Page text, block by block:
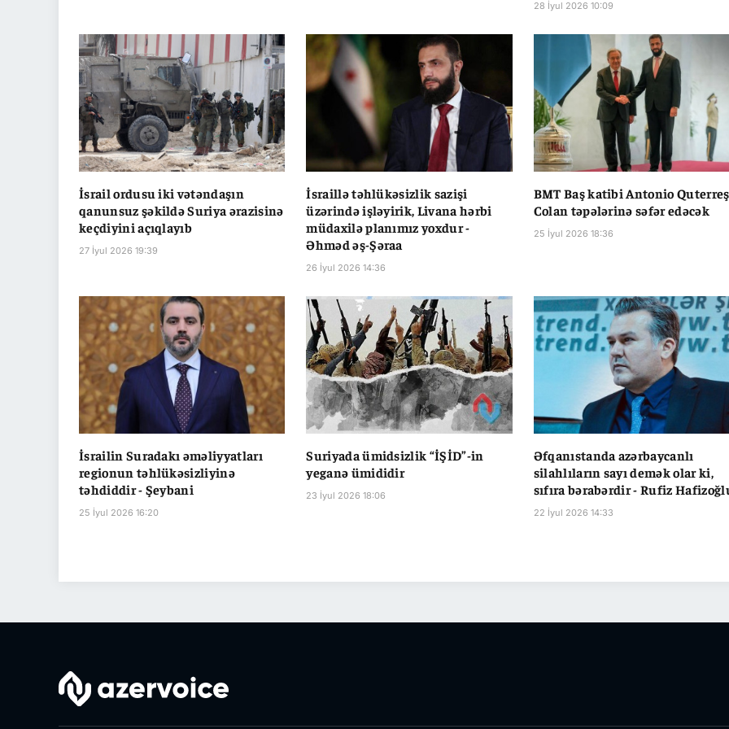
28 İyul 2026 10:09
İsrail ordusu iki vətəndaşın
qanunsuz şəkildə Suriya ərazisinə
keçdiyini açıqlayıb
27 İyul 2026 19:39
İsraillə təhlükəsizlik sazişi
üzərində işləyirik, Livana hərbi
müdaxilə planımız yoxdur -
Əhməd əş-Şəraa
26 İyul 2026 14:36
BMT Baş katibi Antonio Quterreş
Colan təpələrinə səfər edəcək
25 İyul 2026 18:36
İsrailin Suradakı əməliyyatları
regionun təhlükəsizliyinə
təhdiddir - Şeybani
25 İyul 2026 16:20
Suriyada ümidsizlik “İŞİD”-in
yeganə ümididir
23 İyul 2026 18:06
Əfqanıstanda azərbaycanlı
silahlıların sayı demək olar ki,
sıfıra bərabərdir - Rufiz
22 İyul 2026 14:33